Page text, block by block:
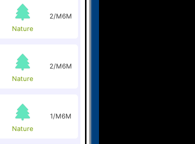
Nature
2/M6M
Nature
2/M6M
Nature
1/M6M